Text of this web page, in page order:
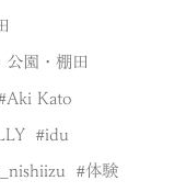
公園・棚田
Aki Kato
idu
体験